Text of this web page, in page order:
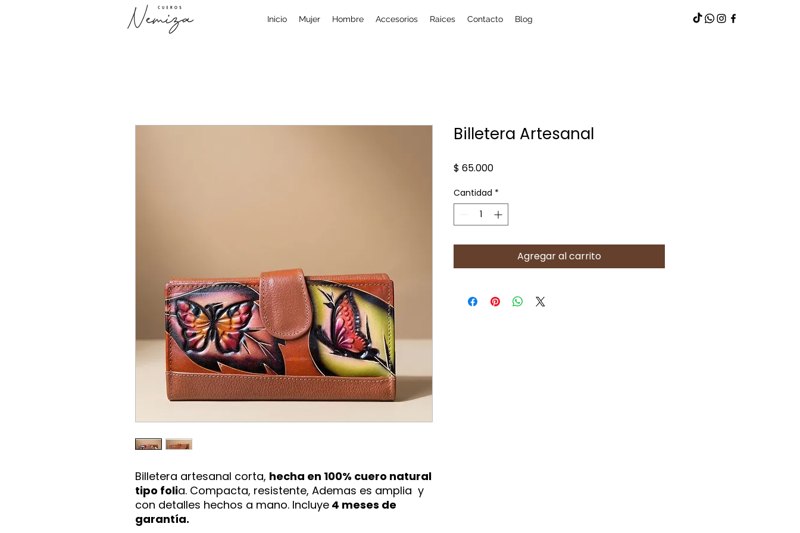
Inicio Mujer Hombre Accesorios Raices Contacto Blog
Billetera artesanal corta, hecha en 100% cuero natural
tipo folia. Compacta, resistente, Ademas es amplia y
con detalles hechos a mano. Incluye 4 meses de
garantía.
Billetera Artesanal
$ 65.000Precio
Cantidad *
Agregar al carrito